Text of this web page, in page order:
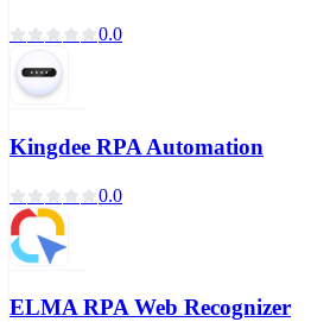
0.0
Kingdee RPA Automation
0.0
ELMA RPA Web Recognizer